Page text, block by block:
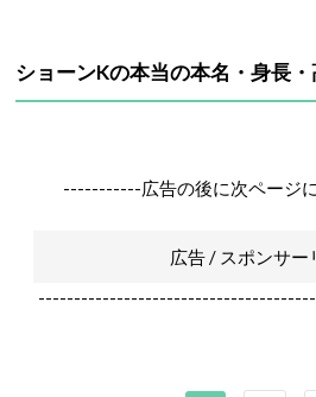
ショーンKの本当の本名・身長
-----------広告の後に次ページ
広告 / スポンサー